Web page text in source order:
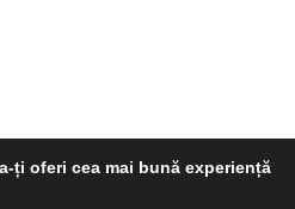
ți oferi cea mai bună experiență